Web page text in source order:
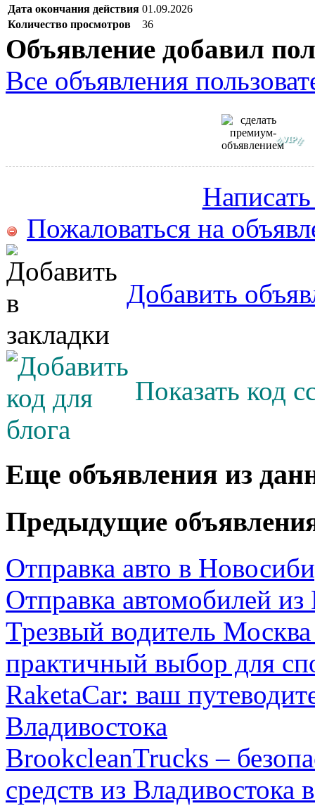
Дата окончания действия 01.09.2026
Количество просмотров
36
Объявление добавил
Все объявления
Пожаловаться на
Добавить
Показать код
Еще объявления из
Предыдущие
Отправка авто в
Отправка автомобилей
Трезвый водитель
практичный выбор для
RaketaCar: ваш
Владивостока
BrookcleanTrucks –
средств из